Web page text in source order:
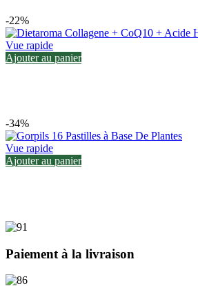
-22%
Vue rapide
Ajouter au panier
-34%
Vue rapide
Ajouter au panier
Paiement à la livraison